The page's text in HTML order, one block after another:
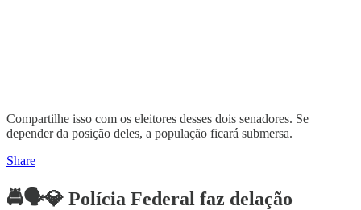
Compartilhe isso com os eleitores desses dois senadores. Se
depender da posição deles, a população ficará submersa.
Share
🚔🗣💎 Polícia Federal faz delação